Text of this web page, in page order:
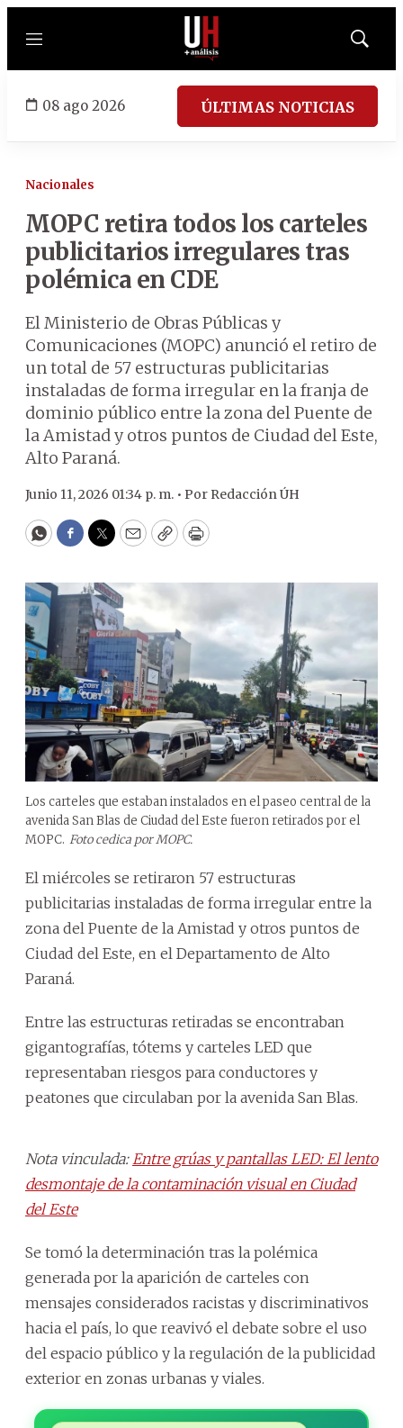
Menú
Mostrar
08 ago 2026 ÚLTIMAS NOTICIAS
Nacionales
MOPC retira todos los carteles
publicitarios irregulares tras
polémica en CDE
El Ministerio de Obras Públicas y
Comunicaciones (MOPC) anunció el retiro de
un total de 57 estructuras publicitarias
instaladas de forma irregular en la franja de
dominio público entre la zona del Puente de
la Amistad y otros puntos de Ciudad del Este,
Alto Paraná.
Junio 11, 2026 01:34 p. m. • Por Redacción ÚH
WhatsApp
Facebook
Twitter
EmailCopyPrint
Los carteles que estaban instalados en el paseo central de la
avenida San Blas de Ciudad del Este fueron retirados por el
MOPC. Foto cedica por MOPC.
El miércoles se retiraron 57 estructuras
publicitarias instaladas de forma irregular entre la
zona del Puente de la Amistad y otros puntos de
Ciudad del Este, en el Departamento de Alto
Paraná.
Entre las estructuras retiradas se encontraban
gigantografías, tótems y carteles LED que
representaban riesgos para conductores y
peatones que circulaban por la avenida San Blas.
Nota vinculada: Entre grúas y pantallas LED: El lento
desmontaje de la contaminación visual en Ciudad
del Este
Se tomó la determinación tras la polémica
generada por la aparición de carteles con
mensajes considerados racistas y discriminativos
hacia el país, lo que reavivó el debate sobre el uso
del espacio público y la regulación de la publicidad
exterior en zonas urbanas y viales.